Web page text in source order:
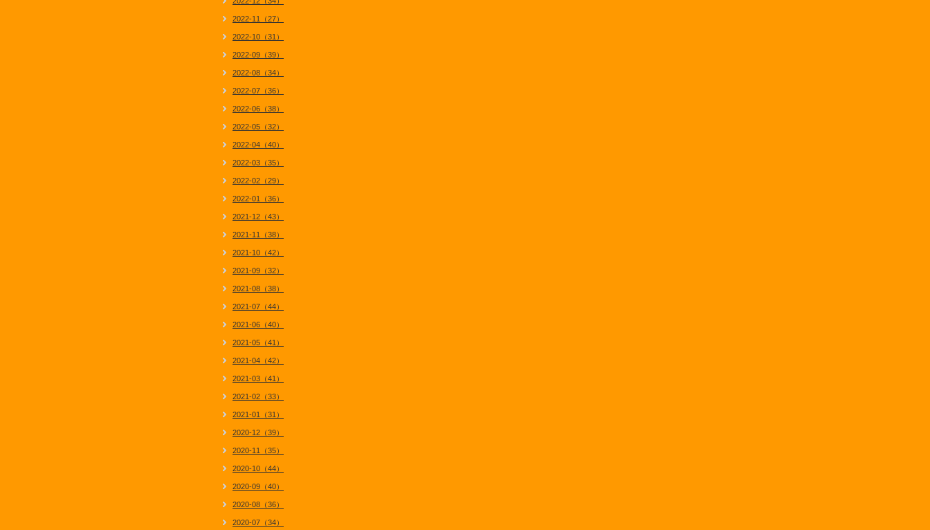
2022-11（27）
2022-10（31）
2022-09（39）
2022-08（34）
2022-07（36）
2022-06（38）
2022-05（32）
2022-04（40）
2022-03（35）
2022-02（29）
2022-01（36）
2021-12（43）
2021-11（38）
2021-10（42）
2021-09（32）
2021-08（38）
2021-07（44）
2021-06（40）
2021-05（41）
2021-04（42）
2021-03（41）
2021-02（33）
2021-01（31）
2020-12（39）
2020-11（35）
2020-10（44）
2020-09（40）
2020-08（36）
2020-07（34）